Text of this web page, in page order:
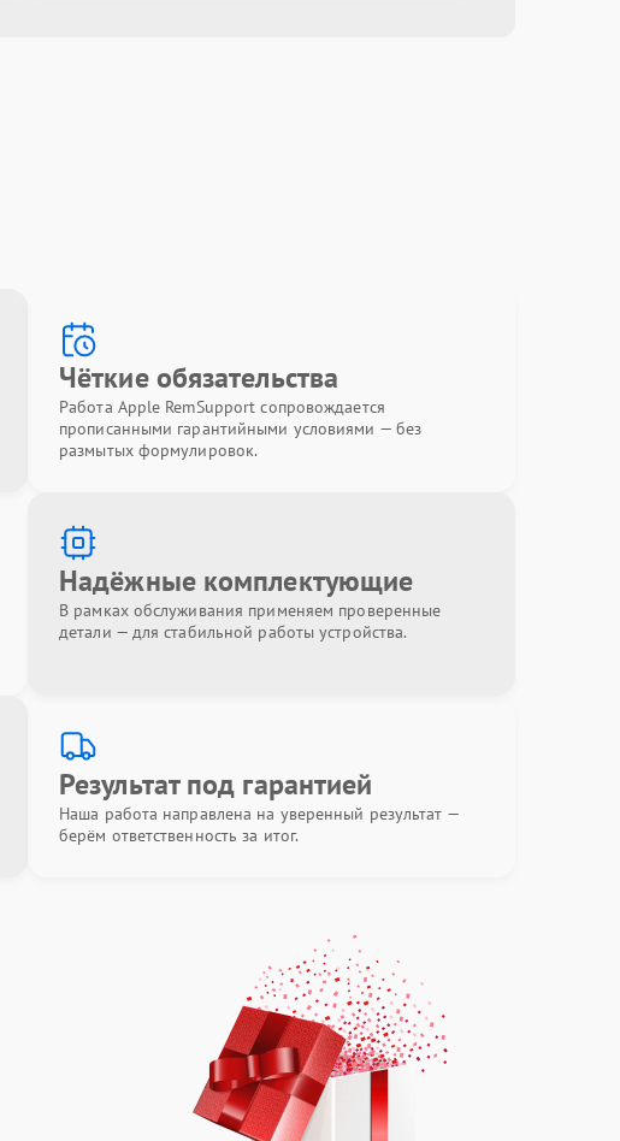
Чёткие обязательства
Работа Apple RemSupport сопровождается
прописанными гарантийными условиями — без
размытых формулировок.
Надёжные комплектующие
В рамках обслуживания применяем проверенные
детали — для стабильной работы устройства.
Результат под гарантией
Наша работа направлена на уверенный результат —
берём ответственность за итог.